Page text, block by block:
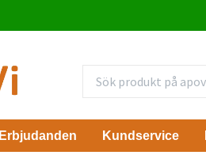
Erbjudanden Kundservice